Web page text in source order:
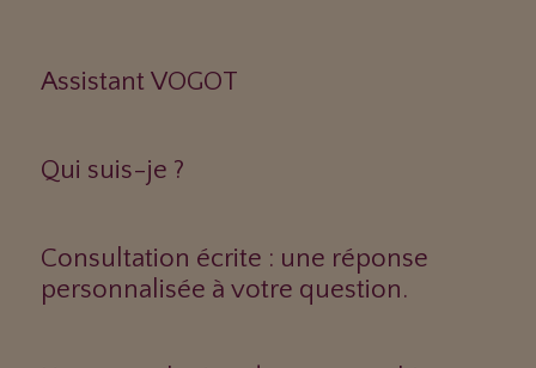
Assistant VOGOT
Qui suis-je ?
Consultation écrite : une réponse
personnalisée à votre question.